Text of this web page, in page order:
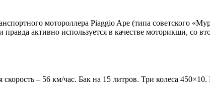
мотороллера Piaggio Ape (типа советского
активно используется в качестве моторикши, со
– 56 км/час. Бак на 15 литров. Три колеса